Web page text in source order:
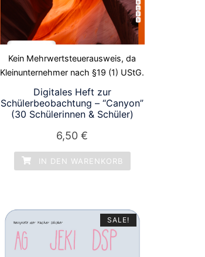
Kein Mehrwertsteuerausweis, da
Kleinunternehmer nach §19 (1) UStG.
Digitales Heft zur
Schülerbeobachtung – “Canyon”
(30 Schülerinnen & Schüler)
6,50€
IN DEN WARENKORB
SALE!